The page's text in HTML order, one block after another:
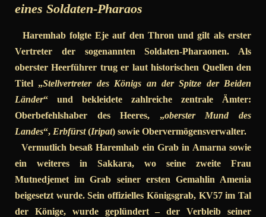
eines Soldaten-Pharaos
Haremhab folgte Eje auf den Thron und gilt als erster
Vertreter der sogenannten Soldaten-Pharaonen. Als
oberster Heerführer trug er laut historischen Quellen den
Titel „Stellvertreter des Königs an der Spitze der Beiden
Länder“ und bekleidete zahlreiche zentrale Ämter:
Oberbefehlshaber des Heeres, „oberster Mund des
Landes“, Erbfürst(Iripat) sowie Obervermögensverwalter.
Vermutlich besaß Haremhab ein Grab in Amarna sowie
ein weiteres in Sakkara, wo seine zweite Frau
Mutnedjemet im Grab seiner ersten Gemahlin Amenia
beigesetzt wurde. Sein offizielles Königsgrab, KV57 im Tal
der Könige, wurde geplündert – der Verbleib seiner